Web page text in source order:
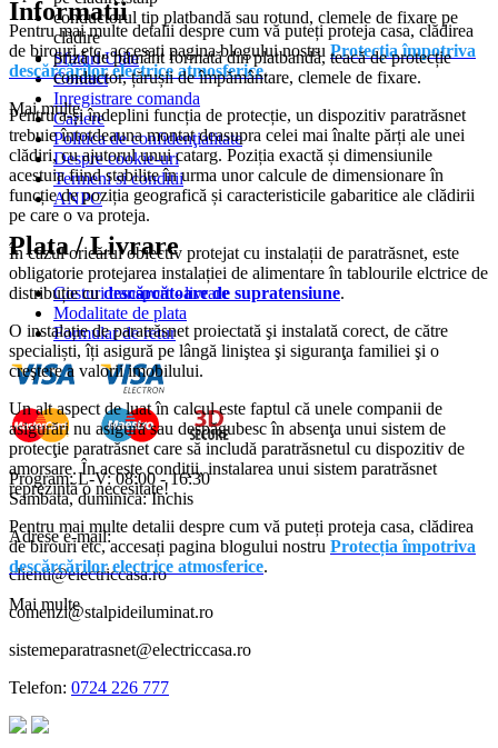
Pentru mai multe detalii despre cum vă puteți proteja casa, clădirea
de birouri etc, accesați pagina blogului nostru Protecția împotriva
descărcărilor electrice atmosferice.
Mai multe
conductorul tip platbandă sau rotund, clemele de fixare pe
clădire
priză de pământ formată din platbandă, teacă de protecție
conductor, țărușii de împământare, clemele de fixare.
Pentru a-și îndeplini funcția de protecție, un dispozitiv paratrăsnet
trebuie întotdeauna montat deasupra celei mai înalte părți ale unei
clădiri, cu ajutorul unui catarg. Poziția exactă și dimensiunile
acestuia fiind stabilite în urma unor calcule de dimensionare în
funcție de poziția geografică și caracteristicile gabaritice ale clădirii
pe care o va proteja.
În cazul oricărui obiectiv protejat cu instalații de paratrăsnet, este
obligatorie protejarea instalației de alimentare în tablourile elctrice de
distribuție cudescărcătoare de supratensiune.
O instalație de paratrăsnet proiectată şi instalată corect, de către
specialiști, îți asigură pe lângă liniştea şi siguranţa familiei şi o
creştere a valorii imobilului.
Un alt aspect de luat în calcul este faptul că unele companii de
asigurări nu asigură sau despăgubesc în absenţa unui sistem de
protecţie paratrăsnet care să includă paratrăsnetul cu dispozitiv de
amorsare. În aceste condiţii, instalarea unui sistem paratrăsnet
reprezintă o necesitate!
Pentru mai multe detalii despre cum vă puteți proteja casa, clădirea
de birouri etc, accesați pagina blogului nostru Protecția împotriva
descărcărilor electrice atmosferice.
Mai multe
Informatii
Sfaturi Utile
Contact
Inregistrare comanda
Cariere
Politica de confidenţialitate
Despre cookie-uri
Termeni si conditii
ANPC
Plata / Livrare
Costuri transport - livrare
Modalitate de plata
Formular de retur
Program: L-V: 08:00 - 16:30
Sambata, duminica: Inchis
Adrese e-mail:
clienti@electriccasa.ro
comenzi@stalpideiluminat.ro
sistemeparatrasnet@electriccasa.ro
Telefon: 0724 226 777